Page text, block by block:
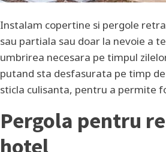
Instalam copertine si pergole
sau partiala sau doar la nevoie a
umbrirea necesara pe timpul
putand sta desfasurata pe timp
sticla culisanta, pentru a permite
Pergola pentru
hotel